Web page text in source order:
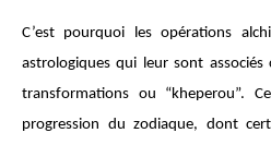
C’est pourquoi les opérations
astrologiques qui leur sont
transformations ou “kheperou”.
progression du zodiaque, dont